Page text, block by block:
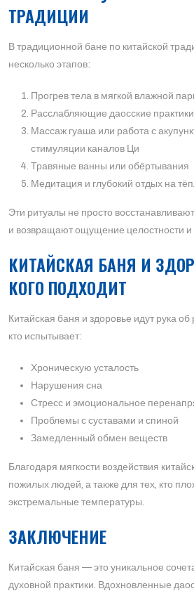
ТРАДИЦИИ
В традиционной бане по китайской
несколько этапов:
Прогрев тела в мягкой влажной
Расслабляющие даосские
Массаж гуаша или работа с
стимуляции каналов Ци
Травяные ванны или обёртывания
Медитация и глубокий отдых на
Эти ритуалы не просто
и возвращают ощущение целостности и
КИТАЙСКАЯ БАНЯ И
КОГО ПОДХОДИТ
Китайская баня и здоровье идут рука об
кто испытывает:
Хроническую усталость
Нарушения сна
Стресс и эмоциональное
Проблемы с суставами и спиной
Замедленный обмен веществ
Благодаря мягкости воздействия
пожилых людей, а также для тех, кто
экстремальные температуры.
ЗАКЛЮЧЕНИЕ
Китайская баня — это уникальное
духовной практики. Вдохновленные